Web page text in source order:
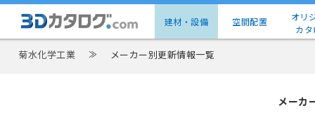
建材・設備 空間配置
オリ
カタ
菊水化学工業 ≫ メーカー別更新情報一覧
メーカ